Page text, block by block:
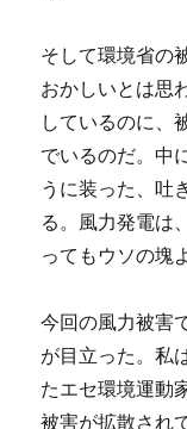
そして環境省の
おかしいとは思
しているのに、
でいるのだ。中
うに装った、吐
る。風力発電は
ってもウソの塊
今回の風力被害
が目立った。私
たエセ環境運動
被害が拡散され